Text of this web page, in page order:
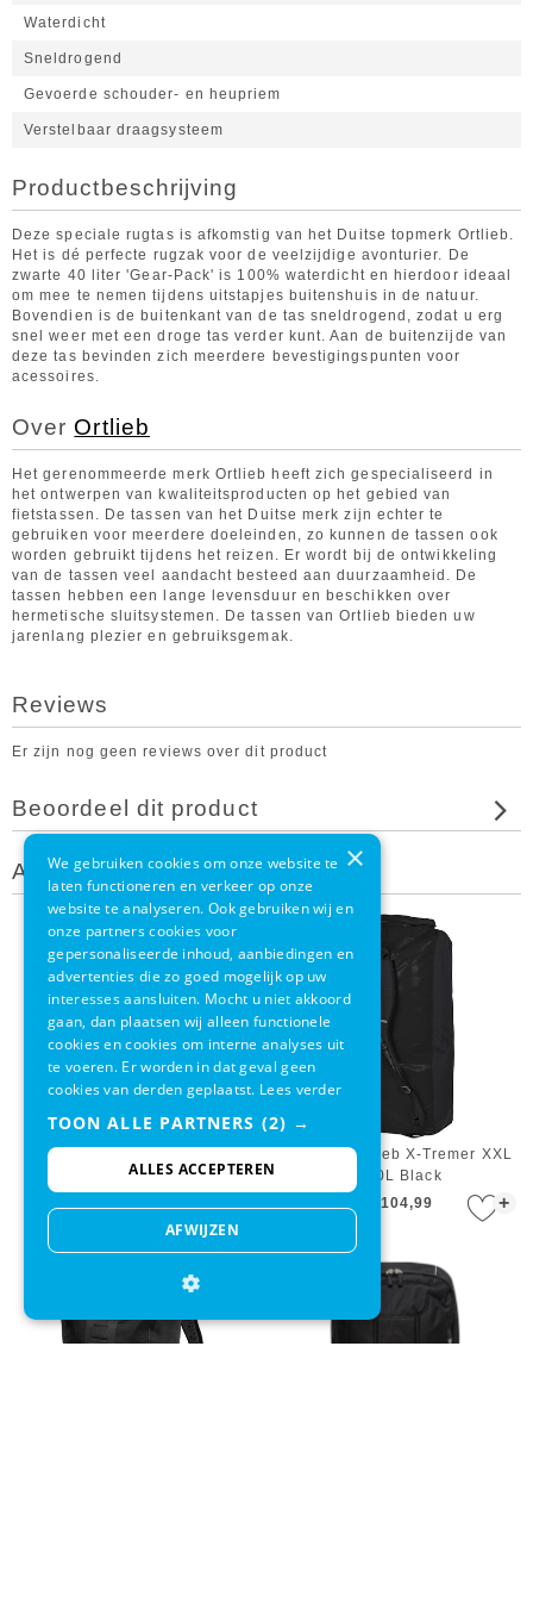
Waterdicht
Sneldrogend
Gevoerde schouder- en heupriem
Verstelbaar draagsysteem
Productbeschrijving
Deze speciale rugtas is afkomstig van het Duitse topmerk Ortlieb.
Het is dé perfecte rugzak voor de veelzijdige avonturier. De
zwarte 40 liter 'Gear-Pack' is 100% waterdicht en hierdoor ideaal
om mee te nemen tijdens uitstapjes buitenshuis in de natuur.
Bovendien is de buitenkant van de tas sneldrogend, zodat u erg
snel weer met een droge tas verder kunt. Aan de buitenzijde van
deze tas bevinden zich meerdere bevestigingspunten voor
acessoires.
Over Ortlieb
Het gerenommeerde merk Ortlieb heeft zich gespecialiseerd in
het ontwerpen van kwaliteitsproducten op het gebied van
fietstassen. De tassen van het Duitse merk zijn echter te
gebruiken voor meerdere doeleinden, zo kunnen de tassen ook
worden gebruikt tijdens het reizen. Er wordt bij de ontwikkeling
van de tassen veel aandacht besteed aan duurzaamheid. De
tassen hebben een lange levensduur en beschikken over
hermetische sluitsystemen. De tassen van Ortlieb bieden uw
jarenlang plezier en gebruiksgemak.
Reviews
Er zijn nog geen reviews over dit product
Beoordeel dit product
Andere klanten bekeken ook
Rugzak Ortlieb X-Tremer XL
113L Black
+
Rugzak Ortlieb X-Tremer XXL
150L Black
€ 104,99
×
We gebruiken cookies om onze website te
laten functioneren en verkeer op onze
website te analyseren. Ook gebruiken wij en
onze partners cookies voor
gepersonaliseerde inhoud, aanbiedingen en
advertenties die zo goed mogelijk op uw
interesses aansluiten. Mocht u niet akkoord
gaan, dan plaatsen wij alleen functionele
cookies en cookies om interne analyses uit
te voeren. Er worden in dat geval geen
cookies van derden geplaatst. Lees verder
TOON ALLE PARTNERS (2) →
ALLES ACCEPTEREN
AFWIJZEN